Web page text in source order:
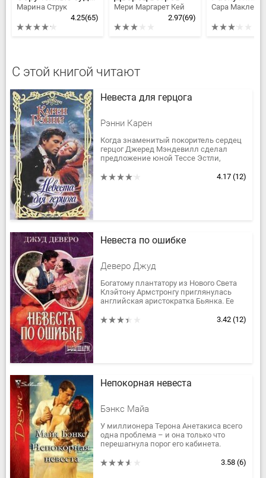
Марина Струк
4.25(65)
Мери Маргарет Кей
2.97(69)
Сара Маклейн
С этой книгой читают
Невеста для герцога
Рэнни Карен
Когда знаменитый покоритель сердец
герцог Джеред Мэндевилл сделал
предложение юной Тессе Эстли,
самые сокровенные мечты. Как же она
4.17 (12)
Невеста по ошибке
Деверо Джуд
Богатому плантатору из Нового Света
Клэйтону Армстронгу приглянулась
английская аристократка Бьянка. Ее
американцем»? Ну что ж,...
3.42 (12)
Непокорная невеста
Бэнкс Майа
У миллионера Терона Анетакиса всего
одна проблема – и она только что
перешагнула порог его кабинета.
бизнеса, Терон твердо намерен...3.58 (6)